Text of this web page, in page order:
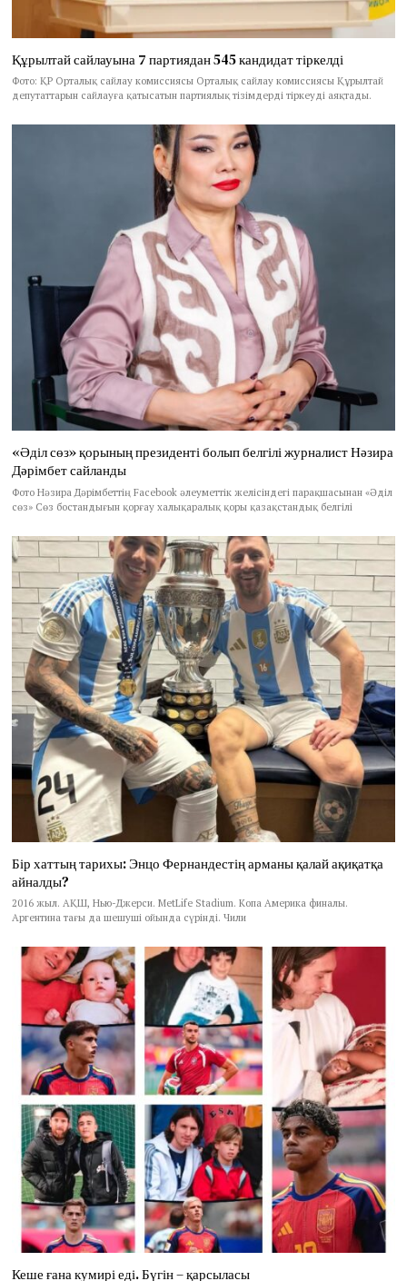
Құрылтай сайлауына 7 партиядан 545 кандидат тіркелді
Фото: ҚР Орталық сайлау комиссиясы Орталық сайлау комиссиясы Құрылтай
депутаттарын сайлауға қатысатын партиялық тізімдерді тіркеуді аяқтады.
«Әділ сөз» қорының президенті болып белгілі журналист Нәзира
Дәрімбет сайланды
Фото Нәзира Дәрімбеттің Facebook әлеуметтік желісіндегі парақшасынан «Әділ
сөз» Сөз бостандығын қорғау халықаралық қоры қазақстандық белгілі
Бір хаттың тарихы: Энцо Фернандестің арманы қалай ақиқатқа
айналды?
2016 жыл. АҚШ, Нью-Джерси. MetLife Stadium. Копа Америка финалы.
Аргентина тағы да шешуші ойында сүрінді. Чили
Кеше ғана кумирі еді. Бүгін – қарсыласы